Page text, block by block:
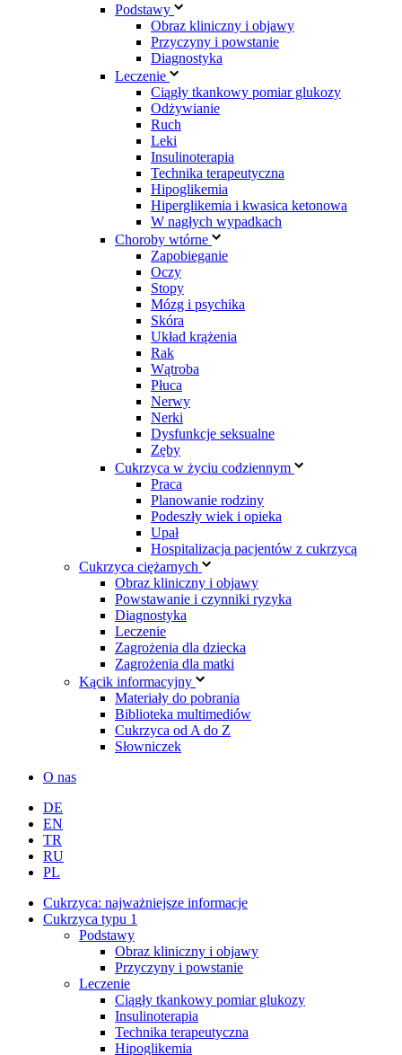
Podstawy
Obraz kliniczny i objawy
Przyczyny i powstanie
Diagnostyka
Leczenie
Ciągły tkankowy pomiar glukozy
Odżywianie
Ruch
Leki
Insulinoterapia
Technika terapeutyczna
Hipoglikemia
Hiperglikemia i kwasica ketonowa
W nagłych wypadkach
Choroby wtórne
Zapobieganie
Oczy
Stopy
Mózg i psychika
Skóra
Układ krążenia
Rak
Wątroba
Płuca
Nerwy
Nerki
Dysfunkcje seksualne
Zęby
Cukrzyca w życiu codziennym
Praca
Planowanie rodziny
Podeszły wiek i opieka
Upał
Hospitalizacja pacjentów z cukrzycą
Cukrzyca ciężarnych
Obraz kliniczny i objawy
Powstawanie i czynniki ryzyka
Diagnostyka
Leczenie
Zagrożenia dla dziecka
Zagrożenia dla matki
Kącik informacyjny
Materiały do pobrania
Biblioteka multimediów
Cukrzyca od A do Z
Słowniczek
O nas
DE
EN
TR
RU
PL
Cukrzyca: najważniejsze informacje
Cukrzyca typu 1
Podstawy
Obraz kliniczny i objawy
Przyczyny i powstanie
Leczenie
Ciągły tkankowy pomiar glukozy
Insulinoterapia
Technika terapeutyczna
Hipoglikemia